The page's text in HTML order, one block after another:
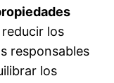
los
responsables
los